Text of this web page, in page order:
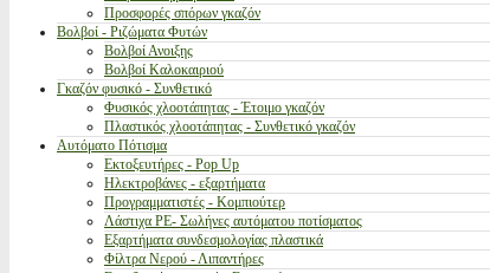
Προσφορές σπόρων γκαζόν
Βολβοί - Ριζώματα Φυτών
Βολβοί Ανοιξης
Βολβοί Καλοκαιριού
Γκαζόν φυσικό - Συνθετικό
Φυσικός χλοοτάπητας - Έτοιμο γκαζόν
Πλαστικός χλοοτάπητας - Συνθετικό γκαζόν
Αυτόματο Πότισμα
Εκτοξευτήρες - Pop Up
Ηλεκτροβάνες - εξαρτήματα
Προγραμματιστές - Κομπιούτερ
Λάστιχα PE- Σωλήνες αυτόματου ποτίσματος
Εξαρτήματα συνδεσμολογίας πλαστικά
Φίλτρα Νερού - Λιπαντήρες